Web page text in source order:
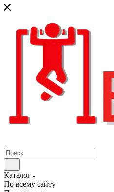
Каталог
По всему сайту